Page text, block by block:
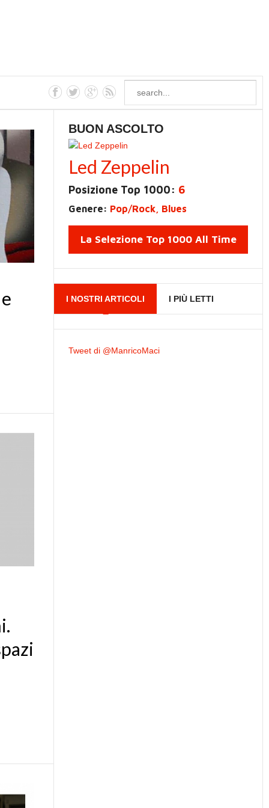
BUON ASCOLTO
Led Zeppelin
Posizione Top 1000: 6
Genere: Pop/Rock, Blues
La Selezione Top 1000 All Time
I NOSTRI ARTICOLI I PIÙ LETTI
Tweet di @ManricoMaci